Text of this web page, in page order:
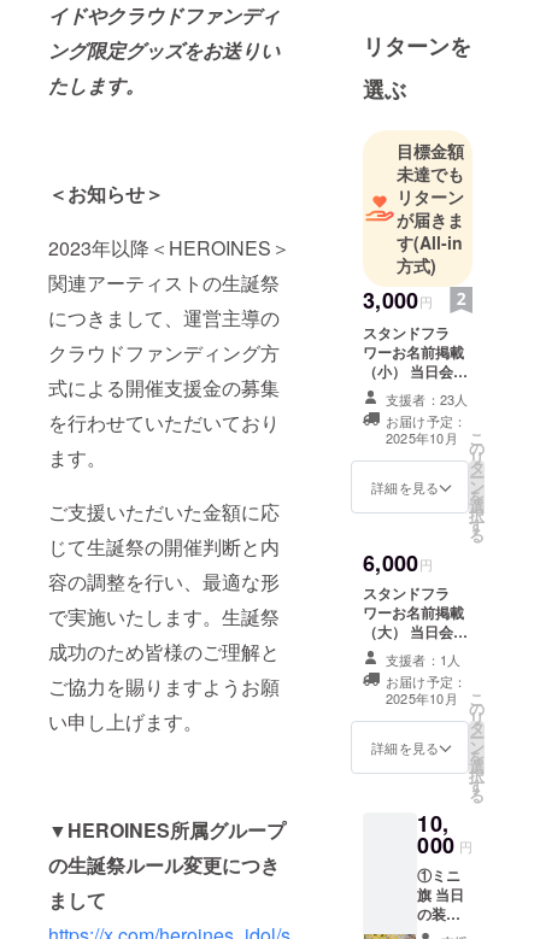
イドやクラウドファンディ
ング限定グッズをお送りい
たします。
＜お知らせ＞
2023年以降＜HEROINES＞
関連アーティストの生誕祭
につきまして、運営主導の
クラウドファンディング方
式による開催支援金の募集
を行わせていただいており
ます。
ご支援いただいた金額に応
じて生誕祭の開催判断と内
容の調整を行い、最適な形
で実施いたします。生誕祭
成功のため皆様のご理解と
ご協力を賜りますようお願
い申し上げます。
▼HEROINES所属グループ
の生誕祭ルール変更につき
まして
リターンを
選ぶ
目標金額
未達でも
リターン
が届きま
す(All-in
方式)
3,000円
スタンドフラ
ワーお名前掲載
（小） 当日会場
に設置されるス
タンドフラワー
前ボードへ生誕
祭ご支援者様と
してお名前を掲
載させていただ
きます。 備考欄
ネーム可・6文字
以内）をご記載
ください。希望
のお名前がない
場合は、空欄で
も問題ございま
せん。 ※スタン
ドフラワー前
ボードのお持ち
帰り不可 ※7文字
以上のお名前・
特殊文字・記号
ん。使用された
場合ご希望のお
名前での履行が
難しい場合がご
ざいますこと予
めご了承くださ
い。
支援者：23人
お届け予定：
2025年10月
詳細を見る
こ
の
リ
タ
ー
ン
を
選
択
す
る
6,000円
スタンドフラ
ワーお名前掲載
（大） 当日会場
に設置されるス
タンドフラワー
前ボードへ生誕
祭ご支援者様と
してお名前を掲
載させていただ
きます。 備考欄
ネーム可・6文字
以内）をご記載
ください。希望
のお名前がない
場合は、空欄で
も問題ございま
支援者：1人
お届け予定：
2025年10月
詳細を見る
こ
の
リ
タ
ー
ン
を
選
択
す
る
10,
000 円
①ミニ
旗 当日
の装飾
に使用